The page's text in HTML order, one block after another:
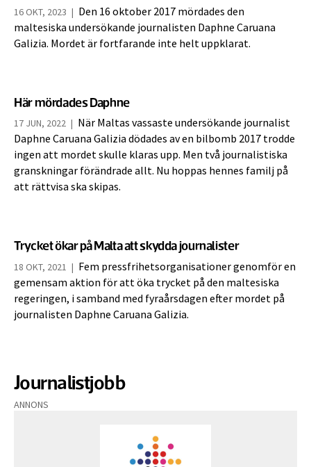
16 OKT, 2023 | Den 16 oktober 2017 mördades den
maltesiska undersökande journalisten Daphne Caruana
Galizia. Mordet är fortfarande inte helt uppklarat.
Här mördades Daphne
17 JUN, 2022 | När Maltas vassaste undersökande journalist
Daphne Caruana Galizia dödades av en bilbomb 2017 trodde
ingen att mordet skulle klaras upp. Men två journalistiska
granskningar förändrade allt. Nu hoppas hennes familj på
att rättvisa ska skipas.
Trycket ökar på Malta att skydda journalister
18 OKT, 2021 | Fem pressfrihetsorganisationer genomför en
gemensam aktion för att öka trycket på den maltesiska
regeringen, i samband med fyraårsdagen efter mordet på
journalisten Daphne Caruana Galizia.
Journalistjobb
ANNONS